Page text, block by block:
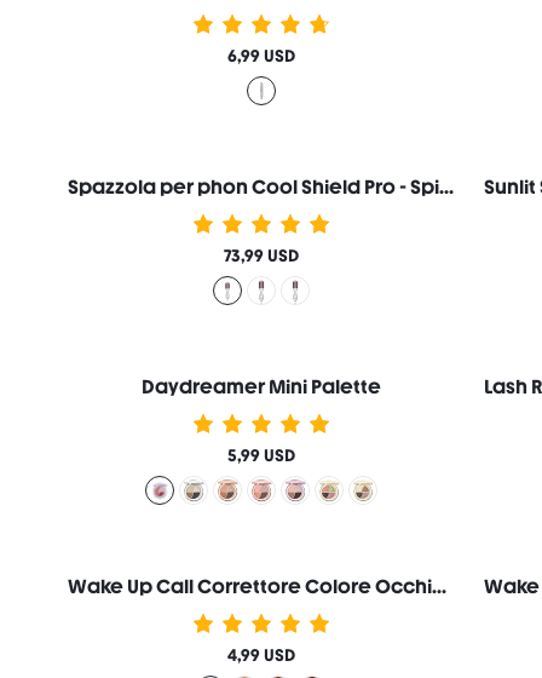
6,99 USD
Spazzola per phon Cool Shield Pro - Spina USA
73,99 USD
Daydreamer Mini Palette
5,99 USD
Wake Up Call Correttore Colore Occhiaie-Peach Marca Di Bellezza Cosmetici Trucco Per Donne E Ragazze
4,99 USD